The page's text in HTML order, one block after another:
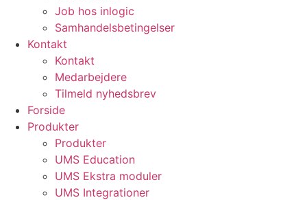
Job hos inlogic
Samhandelsbetingelser
Kontakt
Kontakt
Medarbejdere
Tilmeld nyhedsbrev
Forside
Produkter
Produkter
UMS Education
UMS Ekstra moduler
UMS Integrationer